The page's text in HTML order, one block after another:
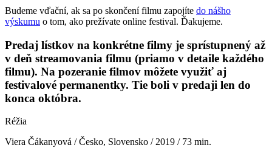
Budeme vďační, ak sa po skončení filmu zapojíte do nášho
výskumu o tom, ako prežívate online festival. Ďakujeme.
Predaj lístkov na konkrétne filmy je sprístupnený až
v deň streamovania filmu (priamo v detaile každého
filmu). Na pozeranie filmov môžete využiť aj
festivalové permanentky. Tie boli v predaji len do
konca októbra.
Réžia
Viera Čákanyová / Česko, Slovensko / 2019 / 73 min.